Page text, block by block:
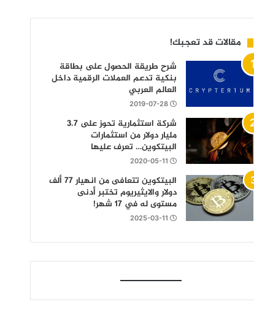
مقالات قد تعجبك!
شرح طريقة الحصول على بطاقة
بنكية تدعم العملات الرقمية داخل
العالم العربي
2019-07-28
شركة استثمارية تحوز على 3.7
مليار دولار من استثمارات
البيتكوين… تعرف عليها
2020-05-11
البيتكوين تتعافى من انهيار 77 ألف
دولار والايثيريوم تختبر أدنى
مستوى له في 17 شهر!
2025-03-11